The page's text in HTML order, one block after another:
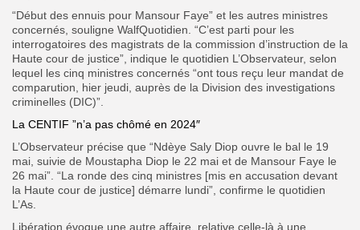
“Début des ennuis pour Mansour Faye” et les autres ministres
concernés, souligne WalfQuotidien. “C’est parti pour les
interrogatoires des magistrats de la commission d’instruction de la
Haute cour de justice”, indique le quotidien L’Observateur, selon
lequel les cinq ministres concernés “ont tous reçu leur mandat de
comparution, hier jeudi, auprès de la Division des investigations
criminelles (DIC)”.
La CENTIF ”n’a pas chômé en 2024″
L’Observateur précise que “Ndèye Saly Diop ouvre le bal le 19
mai, suivie de Moustapha Diop le 22 mai et de Mansour Faye le
26 mai”. “La ronde des cinq ministres [mis en accusation devant
la Haute cour de justice] démarre lundi”, confirme le quotidien
L’As.
Libération évoque une autre affaire, relative celle-là à une